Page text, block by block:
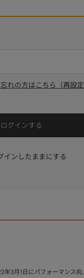
れの方はこちら（再設定
インしたままにする
年3月1日にパフォーマンス